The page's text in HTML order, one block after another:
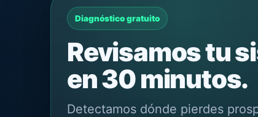
Diagnóstico gratuito
Revisamos tu
en 30 minutos.
Detectamos dónde pierdes